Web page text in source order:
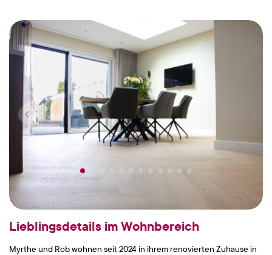
Lieblingsdetails im Wohnbereich
Myrthe und Rob wohnen seit 2024 in ihrem renovierten Zuhause in